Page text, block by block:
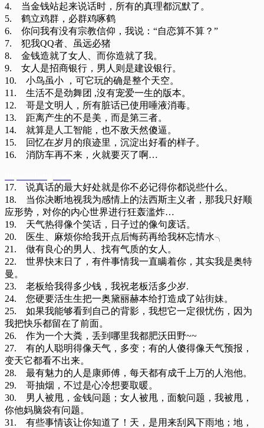
4. 当金钱站起来说话时，所有的真理都沉默了。
5. 鹤立鸡群，必群鸡啄鹤
6. 你问我有没有宗教信仰，我说：“自恋算不算？”
7. 犯我QQ者、虽远必猪
8. 金钱造就了女人、而你造就了我。
9. 女人是招商银行，男人则是建设银行。
10. 小鸟虽小 ，可它玩的确是整个天空。
11. 生活不是劲舞团 ,沒有宠爱一生的版本。
12. 哥是文明人，所有脏话已使用唾液消毒。
13. 距离产生的不是美，而是第三者。
14. 就算是人工智能，也不敌天然傻逼。
15. 回忆在岁月的痕迹里，沉淀出好看的样子。
16. 消防车再不来，火就要灭了啊…
17. 说真话的最大好处就是你不必记得你都说些什么。
18. 当你决断地视我为感情上的法西斯主义者，那我只好顺
应形势，对你的内心世界进行狂轰滥炸…
19. 天气热得像个笑话，日子过的像句废话。
20. 医生、麻烦你给我开点后悔药再给我杯忘情水╮
21. 做有良心的男人、找有气质的女人。
22. 世界快末日了，有件事情我一直瞒着你，其实我是奥特
曼。
23. 老板给我得多少钱，我祝老板活多少岁.
24. 您硬要活生生把一奥黛丽赫本给打造成了站街妹。
25. 如果我能够看到自己的背影，我想它一定很忧伤，因为
我把快乐都留在了前面。
26. 作为一个大粪，丢到哪里我都肥沃田野~~
27. 有的人聪明得像天气，多变；有的人傻得像天气预报，
变天它都看不出来。
28. 最有魅力的人是康师傅，每天都有成千上万的人泡他。
29. 哥抽烟，不过是心冷想要取暖。
30. 男人被甩，金钱问题；女人被甩，面貌问题，我被甩，
你他妈脑袋有问题。
31. 有些事情该让你知道了！天，是用来刮风下雨地；地，